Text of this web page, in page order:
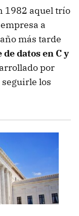
1982 aquel trío
a
más tarde
datos en C y
por
los